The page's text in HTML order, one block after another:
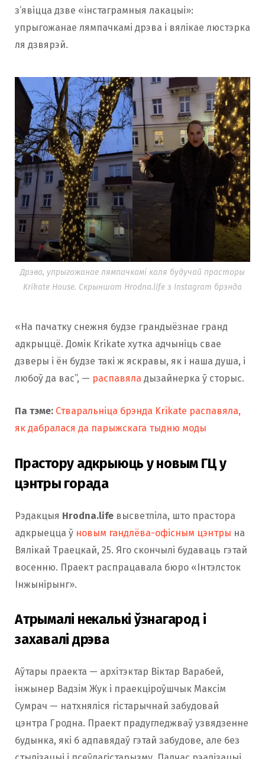
з’явіцца дзве «інстаграмныя лакацыі»:
упрыгожанае лямпачкамі дрэва і вялікае люстэрка
ля дзвярэй.
Дрэва, упрыгожанае лямпачкамі каля будучай прасторы
Krikate House. Скрыншот Hrodna.life з Instagram брэнда
«На пачатку снежня будзе грандыёзнае гранд
адкрыццё. Домік Krikate хутка адчыніць свае
дзверы і ён будзе такі ж яскравы, як і наша душа, і
любоў да вас”, — распавяла дызайнерка ў сторыс.
Па тэме: Стваральніца брэнда Krikate распавяла,
як дабралася да парыжскага тыдню моды
Прастору адкрыюць у новым ГЦ у
цэнтры горада
Рэдакцыя Hrodna.life высветліла, што прастора
адкрыецца ў новым гандлёва-офісным цэнтры на
Вялікай Траецкай, 25. Яго скончылі будаваць гэтай
восенню. Праект распрацавала бюро «Інтэлсток
Інжынірынг».
Атрымалі некалькі ўзнагарод і
захавалі дрэва
Аўтары праекта — архітэктар Віктар Варабей,
інжынер Вадзім Жук і праекціроўшчык Максім
Сумрач — натхняліся гістарычнай забудовай
цэнтра Гродна. Праект прадугледжваў узвядзенне
будынка, які б адпавядаў гэтай забудове, але без